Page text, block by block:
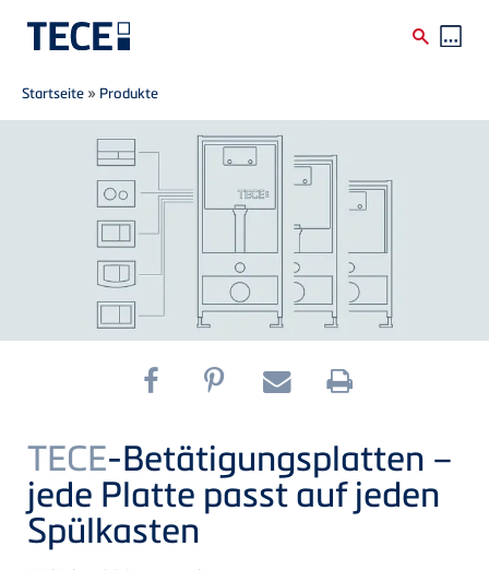
Direkt zum Inhalt
Breadcrumb
Startseite » Produkte
TECE-Betätigungsplatten –
jede Platte passt auf jeden
Spülkasten